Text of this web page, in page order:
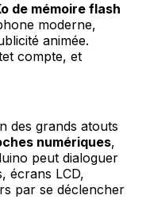
de mémoire flash
moderne,
animée.
compte, et
des grands atouts
numériques,
peut dialoguer
écrans LCD,
par se déclencher